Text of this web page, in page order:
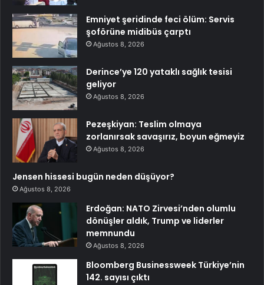
Emniyet şeridinde feci ölüm: Servis
şoförüne midibüs çarptı
Ağustos 8, 2026
Derince’ye 120 yataklı sağlık tesisi
geliyor
Ağustos 8, 2026
Pezeşkiyan: Teslim olmaya
zorlanırsak savaşırız, boyun eğmeyiz
Ağustos 8, 2026
Jensen hissesi bugün neden düşüyor?
Ağustos 8, 2026
Erdoğan: NATO Zirvesi’nden olumlu
dönüşler aldık, Trump ve liderler
memnundu
Ağustos 8, 2026
Bloomberg Businessweek Türkiye’nin
142. sayısı çıktı